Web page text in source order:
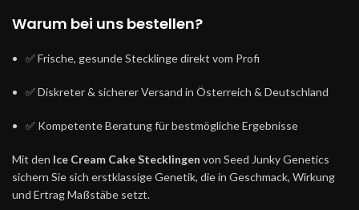
Warum bei uns bestellen?
✅ Frische, gesunde Stecklinge direkt vom Profi
✅ Diskreter & sicherer Versand in Österreich & Deutschland
✅ Kompetente Beratung für bestmögliche Ergebnisse
Mit den Ice Cream Cake Stecklingen von Seed Junky Genetics
sichern Sie sich erstklassige Genetik, die in Geschmack, Wirkung
und Ertrag Maßstäbe setzt.